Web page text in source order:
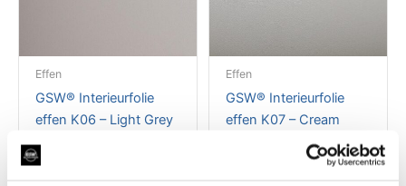
Effen
GSW® Interieurfolie
effen K06 – Light Grey
Effen
GSW® Interieurfolie
effen K07 – Cream